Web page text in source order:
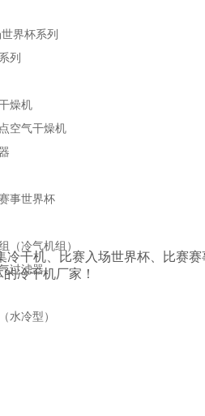
冷干机、比赛入场世界杯、比赛
冷干机厂家！
界杯系列
列
燥机
空气干燥机
事世界杯
（冷气机组）
过滤器
水冷型）